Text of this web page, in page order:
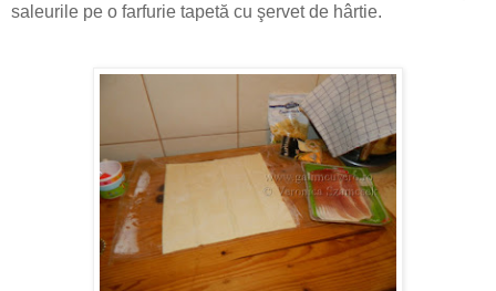
saleurile pe o farfurie tapetă cu şervet de hârtie.